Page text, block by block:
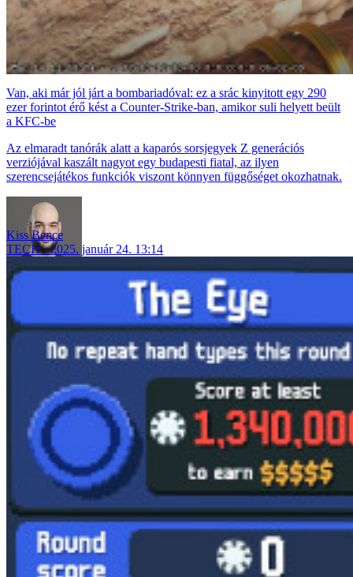
Van, aki már jól járt a bombariadóval: ez a srác kinyitott egy 290
ezer forintot érő kést a Counter-Strike-ban, amikor suli helyett beült
a KFC-be
Az elmaradt tanórák alatt a kaparós sorsjegyek Z generációs
verziójával kaszált nagyot egy budapesti fiatal, az ilyen
szerencsejátékos funkciók viszont könnyen függőséget okozhatnak.
Kiss Bence
TECH
2025. január 24. 13:14